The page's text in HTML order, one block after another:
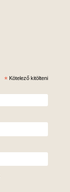
* Kötelező kitölteni